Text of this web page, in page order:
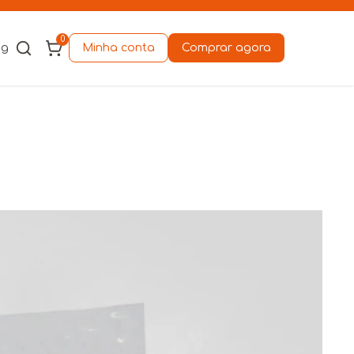
0
Minha conta Comprar agora